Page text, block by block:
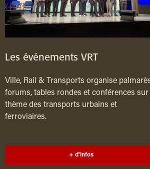
Les événements VRT
Ville, Rail & Transports organise
forums, tables rondes et conférences sur
thème des transports urbains et
ferroviaires.
+ d'infos